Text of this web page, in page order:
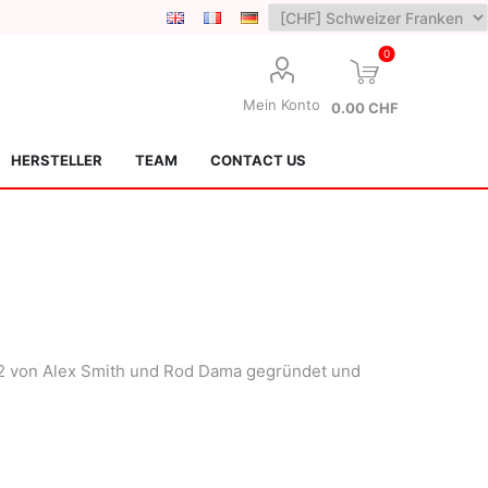
Mein Konto
0
0.00 CHF
HERSTELLER
Kendamas Grain Theory
TEAM CONTACT US
Alex Smith und Rod Dama gegründet und